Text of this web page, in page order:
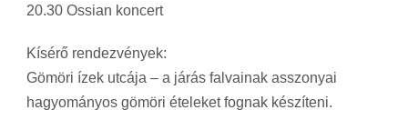
20.30 Ossian koncert
Kísérő rendezvények:
Gömöri ízek utcája – a járás falvainak asszonyai
hagyományos gömöri ételeket fognak készíteni.